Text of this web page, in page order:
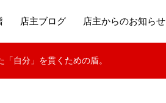
店主ブログ 店主からのお知らせ
自分」を貫くための盾。